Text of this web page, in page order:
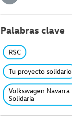
Palabras clave
RSC
Tu proyecto solidario
Volkswagen Navarra
Solidaria